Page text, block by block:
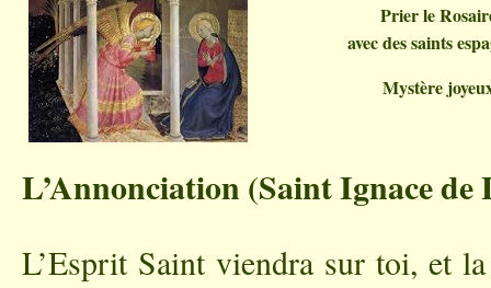
Prier le
avec des saints
Mystère
L’Annonciation (Saint Ignace de
L’Esprit Saint viendra sur toi, et